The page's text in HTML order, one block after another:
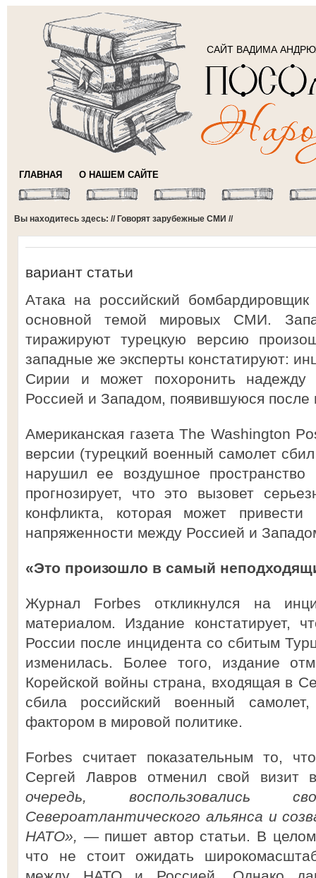
САЙТ ВАДИМА
ГЛАВНАЯ О НАШЕМ САЙТЕ
Вы находитесь здесь: // Говорят зарубежные СМИ //
вариант статьи
Атака на российский
основной темой мировых СМИ.
тиражируют турецкую версию
западные же эксперты констатируют:
Сирии и может похоронить надежду
Россией и Западом, появившуюся после
Американская газета The Washington
версии (турецкий военный самолет
нарушил ее воздушное
прогнозирует, что это вызовет
конфликта, которая может
напряженности между Россией и
«Это произошло в самый
Журнал Forbes откликнулся на
материалом. Издание констатирует,
России после инцидента со сбитым
изменилась. Более того, издание
Корейской войны страна, входящая в
сбила российский военный
фактором в мировой политике.
Forbes считает показательным то,
Сергей Лавров отменил свой
очередь, воспользовались
Североатлантического альянса и
НАТО», — пишет автор статьи. В
что не стоит ожидать